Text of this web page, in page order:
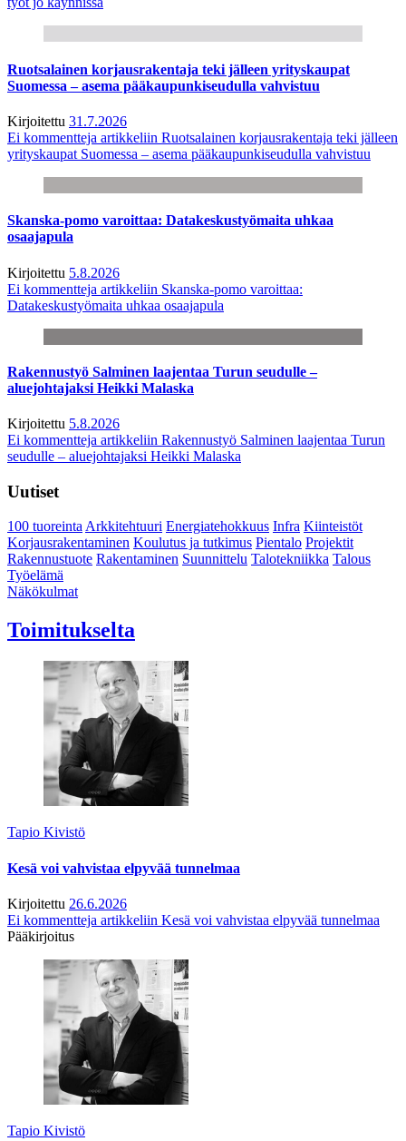
Ruotsalainen korjausrakentaja teki jälleen yrityskaupat
Suomessa – asema pääkaupunkiseudulla vahvistuu
Kirjoitettu 31.7.2026
Ei kommentteja artikkeliin Ruotsalainen korjausrakentaja teki jälleen
yrityskaupat Suomessa – asema pääkaupunkiseudulla vahvistuu
Skanska-pomo varoittaa: Datakeskustyömaita uhkaa
osaajapula
Kirjoitettu 5.8.2026
Ei kommentteja artikkeliin Skanska-pomo varoittaa:
Datakeskustyömaita uhkaa osaajapula
Rakennustyö Salminen laajentaa Turun seudulle –
aluejohtajaksi Heikki Malaska
Kirjoitettu 5.8.2026
Ei kommentteja artikkeliin Rakennustyö Salminen laajentaa Turun
seudulle – aluejohtajaksi Heikki Malaska
Uutiset
100 tuoreintaArkkitehtuuri Energiatehokkuus Infra Kiinteistöt
Korjausrakentaminen Koulutus ja tutkimus Pientalo Projektit
Rakennustuote Rakentaminen Suunnittelu Talotekniikka Talous
Työelämä
Näkökulmat
Toimitukselta
Tapio Kivistö
Kesä voi vahvistaa elpyvää tunnelmaa
Kirjoitettu 26.6.2026
Ei kommentteja artikkeliin Kesä voi vahvistaa elpyvää tunnelmaa
Pääkirjoitus
Tapio Kivistö